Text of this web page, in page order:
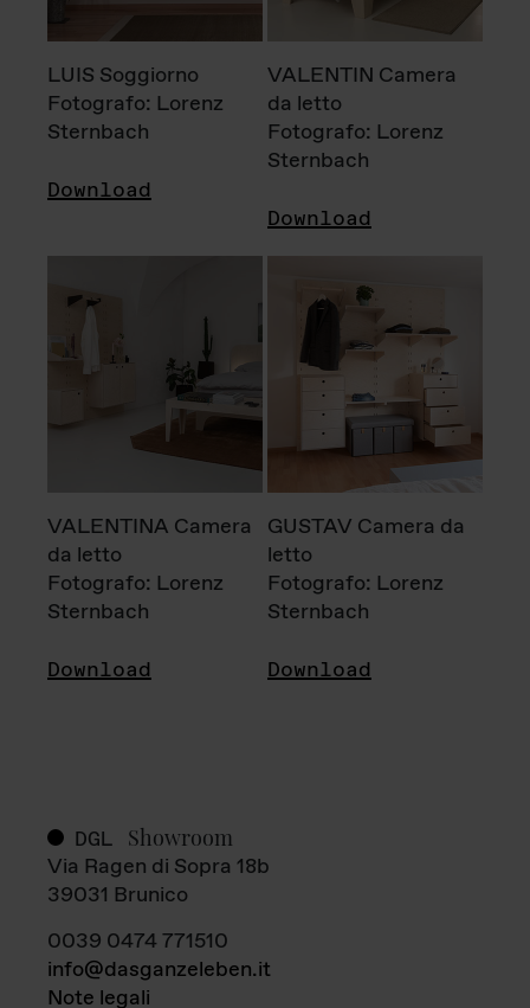
LUIS Soggiorno
Fotografo: Lorenz
Sternbach
Download
VALENTIN Camera
da letto
Fotografo: Lorenz
Sternbach
Download
VALENTINA Camera
da letto
Fotografo: Lorenz
Sternbach
Download
GUSTAV Camera da
letto
Fotografo: Lorenz
Sternbach
Download
DGL Showroom
Via Ragen di Sopra 18b
39031 Brunico
0039 0474 771510
info@dasganzeleben.it
Note legali